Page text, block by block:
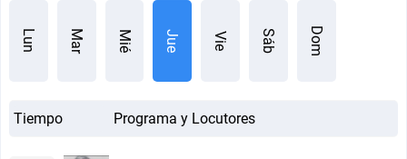
Lun Mar Mié Jue Vie Sáb Dom
Tiempo Programa y Locutores